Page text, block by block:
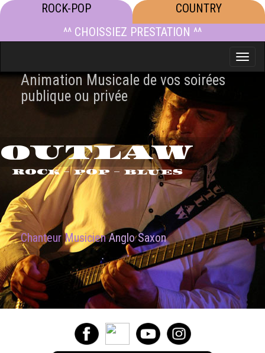
ROCK-POP
COUNTRY
^^ CHOISSIEZ PRESTATION ^^
Toggle
Animation Musicale de vos soirées
publique ou privée
OUTLAW
ROCK - POP - BLUES
Chanteur MusicienAnglo Saxon